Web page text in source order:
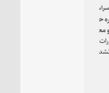
کشور:
حقوق عامه است/ افسران و
سراسر کشور نقش
راهنمایی و رانندگی هم موجب
را در پی خواهد داشت.